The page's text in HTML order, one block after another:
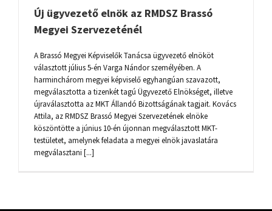
Új ügyvezető elnök az RMDSZ Brassó
Megyei Szervezeténél
A Brassó Megyei Képviselők Tanácsa ügyvezető elnököt
választott július 5-én Varga Nándor személyében. A
harminchárom megyei képviselő egyhangúan szavazott,
megválasztotta a tizenkét tagú Ügyvezető Elnökséget, illetve
újraválasztotta az MKT Állandó Bizottságának tagjait. Kovács
Attila, az RMDSZ Brassó Megyei Szervezetének elnöke
köszöntötte a június 10-én újonnan megválasztott MKT-
testületet, amelynek feladata a megyei elnök javaslatára
megválasztani [...]